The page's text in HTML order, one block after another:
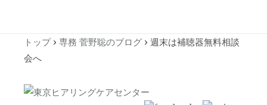
トップ› 専務 菅野聡のブログ › 週末は補聴器無料相談
会へ